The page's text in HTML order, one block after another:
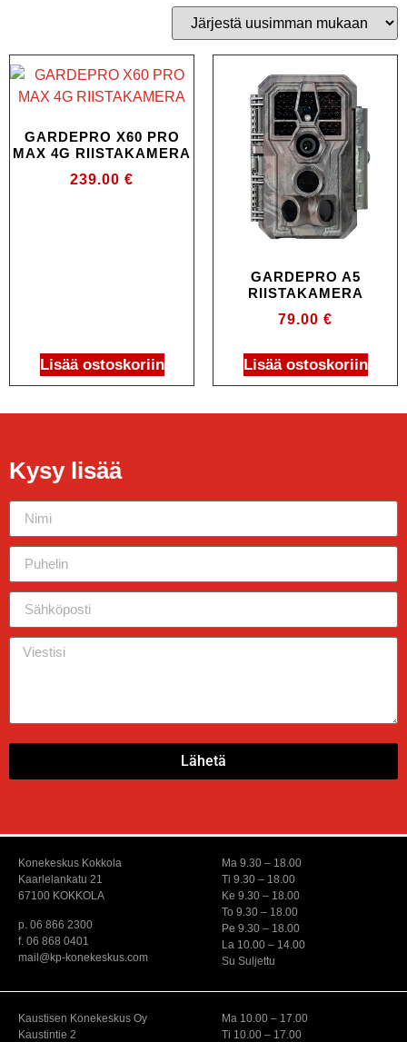
GARDEPRO X60 PRO
MAX 4G RIISTAKAMERA
239.00 €
Lisää ostoskoriin
GARDEPRO A5
RIISTAKAMERA
79.00 €
Lisää ostoskoriin
Kysy lisää
Lähetä
Konekeskus Kokkola
Kaarlelankatu 21
67100 KOKKOLA
p. 06 866 2300
f. 06 868 0401
mail@kp-konekeskus.com
Ma 9.30 – 18.00
Ti 9.30 – 18.00
Ke 9.30 – 18.00
To 9.30 – 18.00
Pe 9.30 – 18.00
La 10.00 – 14.00
Su Suljettu
Kaustisen Konekeskus Oy
Kaustintie 2
Ma 10.00 – 17.00
Ti 10.00 – 17.00